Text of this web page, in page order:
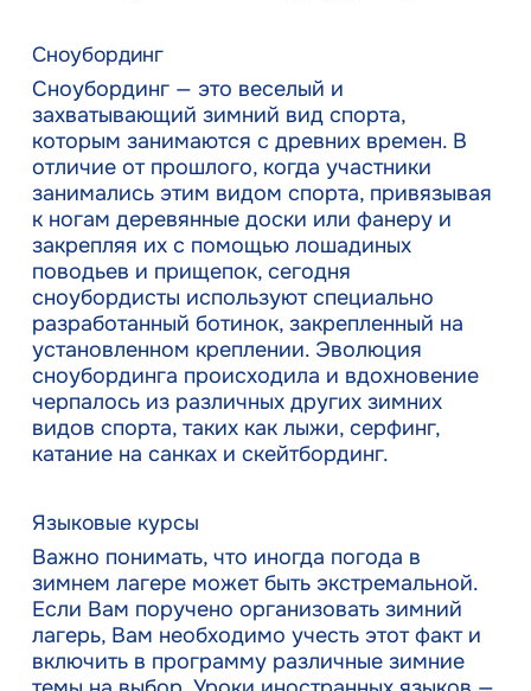
Сноубординг
Сноубординг — это веселый и
захватывающий зимний вид спорта,
которым занимаются с древних времен. В
отличие от прошлого, когда участники
занимались этим видом спорта, привязывая
к ногам деревянные доски или фанеру и
закрепляя их с помощью лошадиных
поводьев и прищепок, сегодня
сноубордисты используют специально
разработанный ботинок, закрепленный на
установленном креплении. Эволюция
сноубординга происходила и вдохновение
черпалось из различных других зимних
видов спорта, таких как лыжи, серфинг,
катание на санках и скейтбординг.
Языковые курсы
Важно понимать, что иногда погода в
зимнем лагере может быть экстремальной.
Если Вам поручено организовать зимний
лагерь, Вам необходимо учесть этот факт и
включить в программу различные зимние